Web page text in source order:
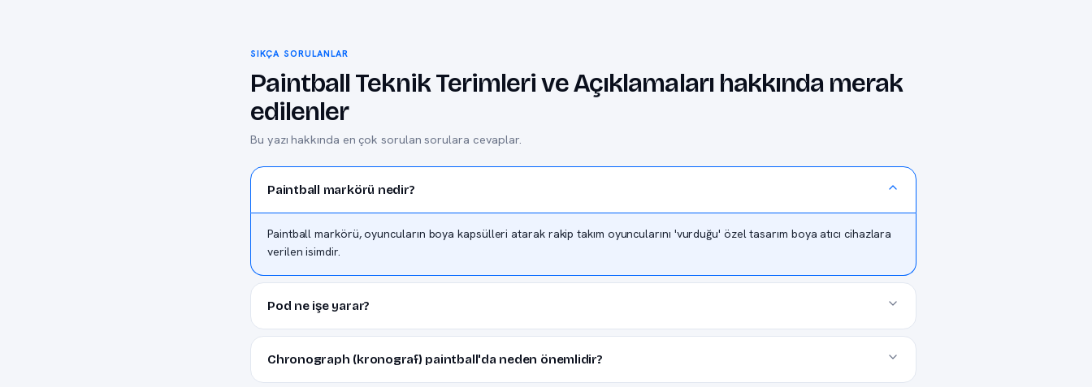
SIKÇA SORULANLAR
Paintball Teknik Terimleri ve Açıklamaları hakkında merak
edilenler
Bu yazı hakkında en çok sorulan sorulara cevaplar.
Paintball markörü nedir?
Paintball markörü, oyuncuların boya kapsülleri atarak rakip takım oyuncularını 'vurduğu' özel tasarım boya atıcı cihazlara
verilen isimdir.
Pod ne işe yarar?
Chronograph (kronograf) paintball'da neden önemlidir?